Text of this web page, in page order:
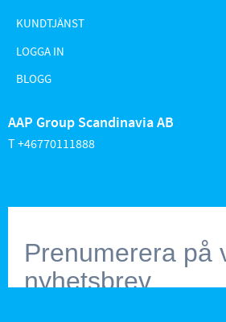
KUNDTJÄNST
LOGGA IN
BLOGG
AAP Group Scandinavia AB
T +46770111888